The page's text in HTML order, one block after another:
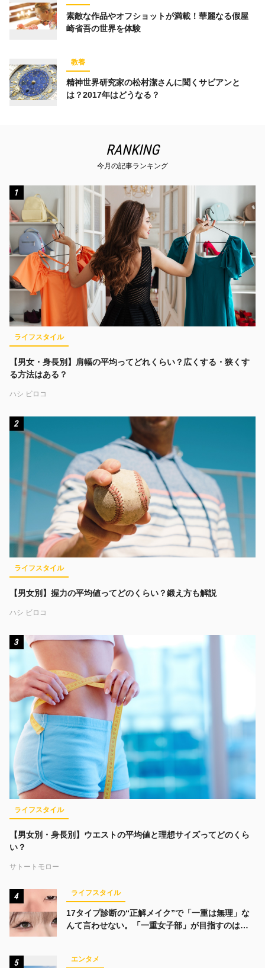
素敵な作品やオフショットが満載！華麗なる假屋
崎省吾の世界を体験
教養
精神世界研究家の松村潔さんに聞くサビアンと
は？2017年はどうなる？
RANKING
今月の記事ランキング
1
ライフスタイル
【男女・身長別】肩幅の平均ってどれくらい？広くする・狭くす
る方法はある？
ハシ ビロコ
2
ライフスタイル
【男女別】握力の平均値ってどのくらい？鍛え方も解説
ハシ ビロコ
3
ライフスタイル
【男女別・身長別】ウエストの平均値と理想サイズってどのくら
い？
サトートモロー
4 ライフスタイル
17タイプ診断の“正解メイク”で「一重は無理」な
んて言わせない。「一重女子部」が目指すのは、
5 エンタメ